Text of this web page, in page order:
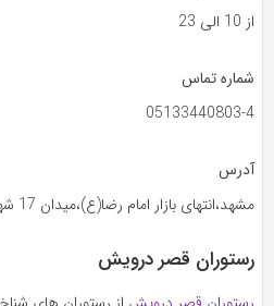
از 10 الی 23
شماره تماس
05133440803-4
آدرس
مشهد،انتهای بازار امام رضا(ع)،میدان 17 شهریور،بلوار صدر،نبش صدر 16
رستوران قصر درویش